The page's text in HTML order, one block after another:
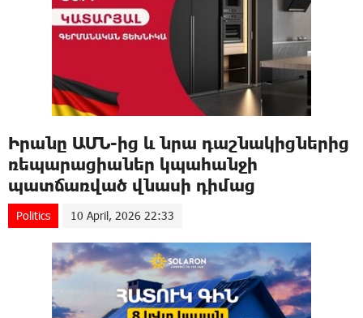
Իրանը ԱՄՆ-ից և նրա դաշնակիցներից
ռեպարացիաներ կպահանջի
պատճառված վնաuի դիմաց
Politics 10 April, 2026 22:33